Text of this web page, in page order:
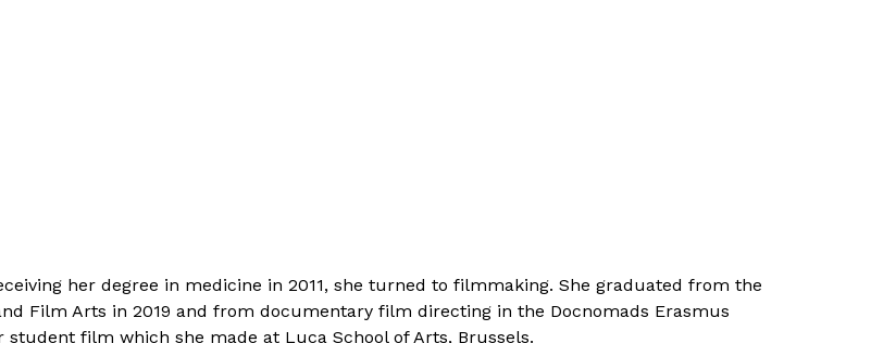
her degree in medicine in 2011, she turned to filmmaking. She graduated from the
Film Arts in 2019 and from documentary film directing in the Docnomads Erasmus
student film which she made at Luca School of Arts, Brussels.